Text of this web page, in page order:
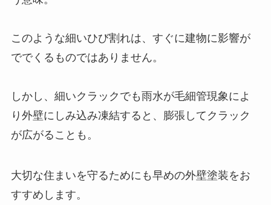
このような細いひび割れは、すぐに建物に影響が
ででくるものではありません。
しかし、細いクラックでも雨水が毛細管現象によ
り外壁にしみ込み凍結すると、膨張してクラック
が広がることも。
大切な住まいを守るためにも早めの外壁塗装をお
すすめします。